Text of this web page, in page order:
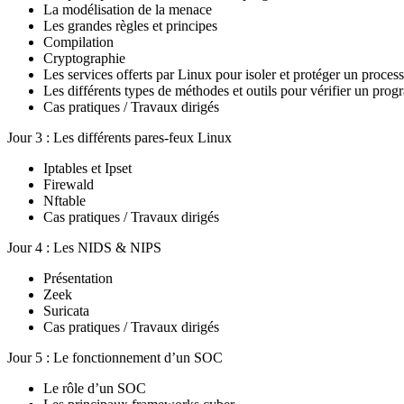
La modélisation de la menace
Les grandes règles et principes
Compilation
Cryptographie
Les services offerts par Linux pour isoler et protéger un
Les différents types de méthodes et outils pour vérifier un
Cas pratiques / Travaux dirigés
Jour 3 : Les différents pares-feux Linux
Iptables et Ipset
Firewald
Nftable
Cas pratiques / Travaux dirigés
Jour 4 : Les NIDS & NIPS
Présentation
Zeek
Suricata
Cas pratiques / Travaux dirigés
Jour 5 : Le fonctionnement d’un SOC
Le rôle d’un SOC